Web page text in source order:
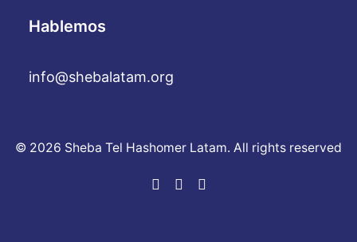
Hablemos
info@shebalatam.org
© 2026 Sheba Tel Hashomer Latam. All rights reserved